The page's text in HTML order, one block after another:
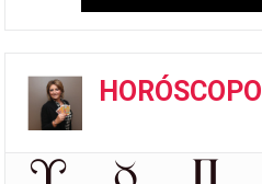
HORÓSCOPO